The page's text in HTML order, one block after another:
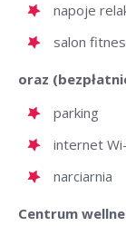
napoje
salon
oraz
parking
internet
narciarnia
Centrum